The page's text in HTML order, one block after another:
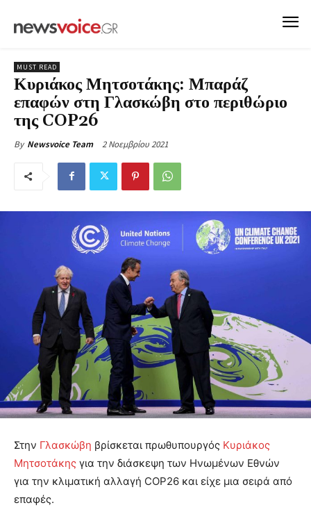
MUST READ
Κυριάκος Μητσοτάκης: Μπαράζ
επαφών στη Γλασκώβη στο περιθώριο
της COP26
By Newsvoice Team 2 Νοεμβρίου 2021
Στην Γλασκώβη βρίσκεται πρωθυπουργός Κυριάκος
Μητσοτάκης για την διάσκεψη των Ηνωμένων Εθνών
για την κλιματική αλλαγή COP26 και είχε μια σειρά από
επαφές.